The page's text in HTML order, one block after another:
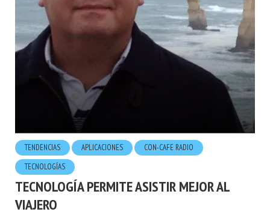
TENDENCIAS APLICACIONES
CON-CAFE RADIO
TECNOLOGÍ­AS
TECNOLOGÍA PERMITE ASISTIR MEJOR AL
VIAJERO